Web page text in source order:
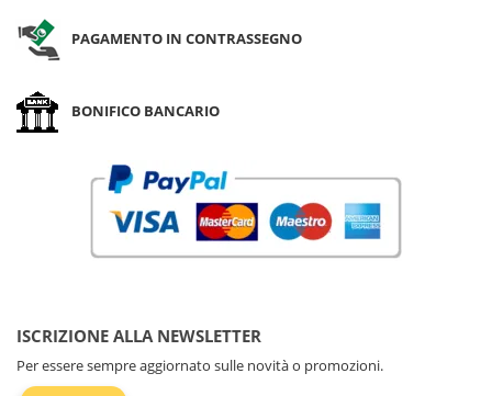
PAGAMENTO IN CONTRASSEGNO
BONIFICO BANCARIO
ISCRIZIONE ALLA NEWSLETTER
Per essere sempre aggiornato sulle novità o promozioni.